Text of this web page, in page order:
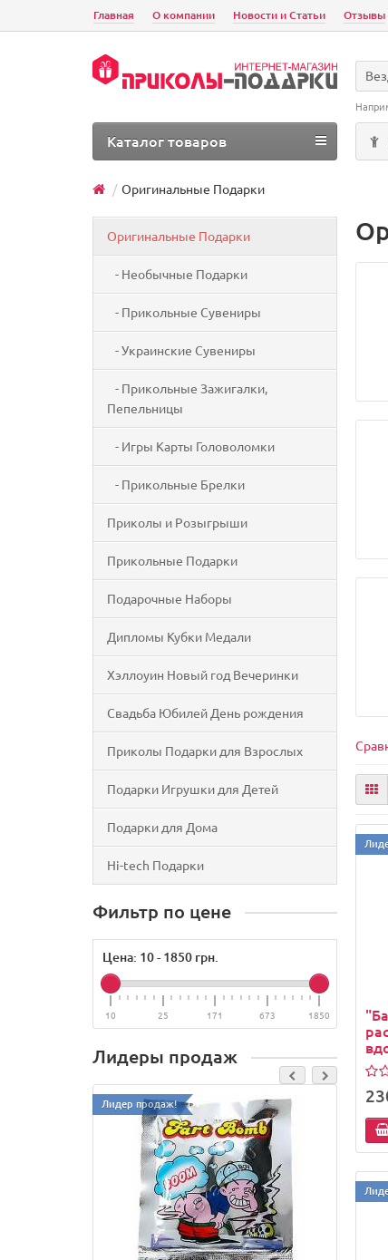
Главная О компании Новости и Статьи Отзывы
Каталог товаров
Оригинальные Подарки
Оригинальные Подарки
- Необычные Подарки
- Прикольные Сувениры
- Украинские Сувениры
- Прикольные Зажигалки,
Пепельницы
- Игры Карты Головоломки
- Прикольные Брелки
Приколы и Розыгрыши
Прикольные Подарки
Подарочные Наборы
Дипломы Кубки Медали
Хэллоуин Новый год Вечеринки
Свадьба Юбилей День рождения
Приколы Подарки для Взрослых
Подарки Игрушки для Детей
Подарки для Дома
Hi-tech Подарки
Фильтр по цене
Цена: 10- 1850 грн.
10 25 171 673 1850
Лидеры продаж
Лидер продаж!